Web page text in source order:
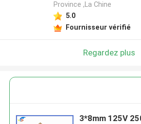
Province ,La Chine
5.0
Fournisseur vérifié
Regardez plus
3*8mm 125V